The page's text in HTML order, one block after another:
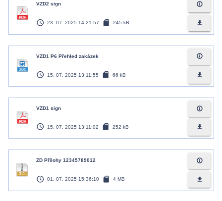
VZD2 sign
access_time 23. 07. 2025 14:21:57 sd_card 245 kB
info_outline
file_download
VZD1 P6 Přehled zakázek
access_time 15. 07. 2025 13:11:55 sd_card 66 kB
info_outline
file_download
VZD1 sign
access_time 15. 07. 2025 13:11:02 sd_card 252 kB
info_outline
file_download
ZD Přílohy 12345789012
access_time 01. 07. 2025 15:36:10 sd_card 4 MB
info_outline
file_download